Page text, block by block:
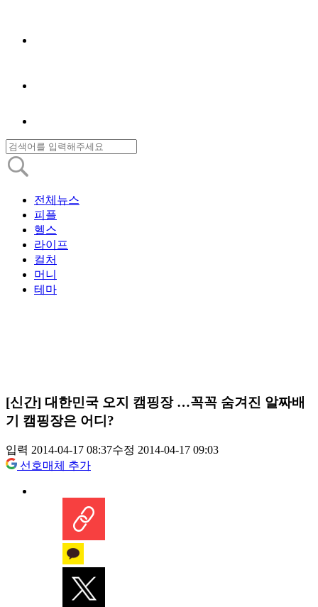
전체뉴스
피플
헬스
라이프
컬처
머니
테마
[신간] 대한민국 오지 캠핑장 …꼭꼭 숨겨진 알짜배
기 캠핑장은 어디?
입력 2014-04-17 08:37수정 2014-04-17 09:03
선호매체 추가